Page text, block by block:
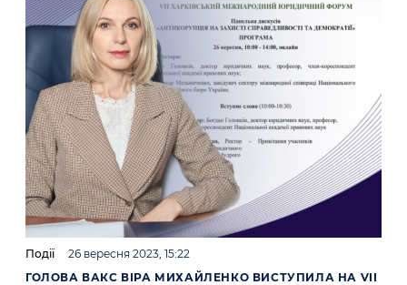
Події
26 вересня 2023, 15:22
ГОЛОВА ВАКС ВІРА МИХАЙЛЕНКО ВИСТУПИЛА НА VII